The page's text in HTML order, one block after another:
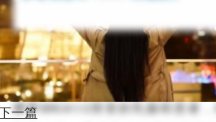
携带BRCA1/2突变的乳腺癌患者，
一篇